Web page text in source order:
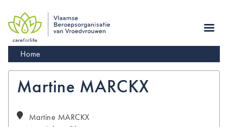
main
navigation
Kruimelpad
Home
Martine MARCKX
Martine MARCKX